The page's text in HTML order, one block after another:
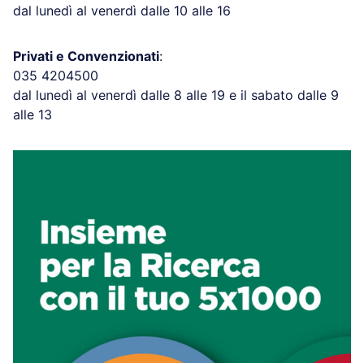
dal lunedì al venerdì dalle 10 alle 16
Privati e Convenzionati:
035 4204500
dal lunedì al venerdì dalle 8 alle 19 e il sabato dalle 9
alle 13